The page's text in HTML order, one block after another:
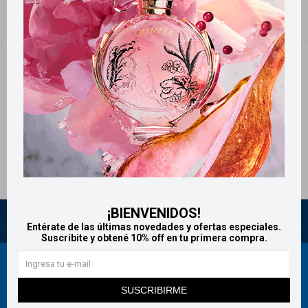
¡BIENVENIDOS!
Entérate de las últimas novedades y ofertas especiales.
Suscribite y obtené 10% off en tu primera compra.
SUSCRIBIRME
NO SE HAN RECUPERADO PRODUCTOS
¡Lo sentimos! No hay productos en esta sección.
Inténtalo nuevamente con otros criterios de filtrado o busca en otras
secciones de nuestro catálogo.
Afeitado Babaria Quitar filtros
Newsletter
¡Suscribite y recibí todas nuestras novedades!